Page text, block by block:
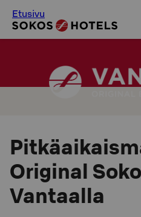
Etusivu
Original
Vantaalla